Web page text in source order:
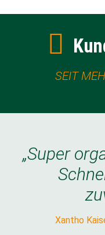
SEIT
„Super
Xantho
„Super
Xantho